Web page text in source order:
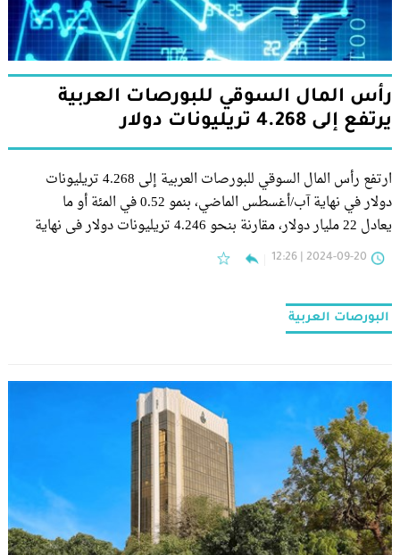
رأس المال السوقي للبورصات العربية
يرتفع إلى 4.268 تريليونات دولار
ارتفع رأس المال السوقي للبورصات العربية إلى 4.268 تريليونات
دولار في نهاية آب/أغسطس الماضي، بنمو 0.52 في المئة أو ما
يعادل 22 مليار دولار، مقارنة بنحو 4.246 تريليونات دولار في نهاية
تموز/يوليو 2024، وفق صندوق النقد العربي.
2024-09-20 | 12:26
البورصات العربية